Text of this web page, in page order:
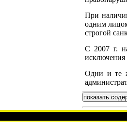
При
одним
строгой
С 2007 г.
исключения
Одни и те
показать